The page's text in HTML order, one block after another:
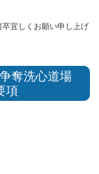
宜しくお願い申し上げ
奪洗心道場
項